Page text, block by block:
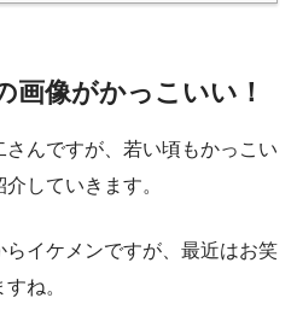
画像がかっこいい！
んですが、若い頃もかっこい
していきます。
イケメンですが、最近はお笑
ね。